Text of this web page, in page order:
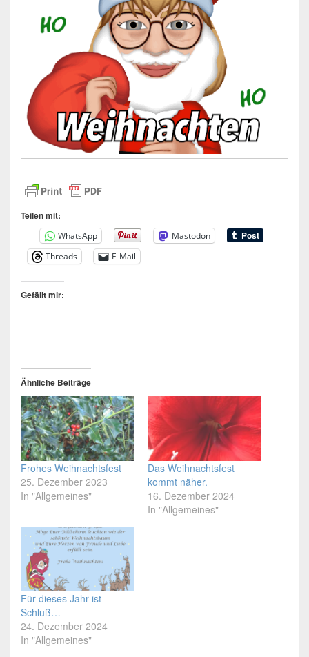
Teilen mit:
WhatsApp
Mastodon
Threads
E-Mail
Gefällt mir:
Ähnliche Beiträge
Frohes Weihnachtsfest
25. Dezember 2023
In "Allgemeines"
Das Weihnachtsfest
kommt näher.
16. Dezember 2024
In "Allgemeines"
Für dieses Jahr ist
Schluß…
24. Dezember 2024
In "Allgemeines"